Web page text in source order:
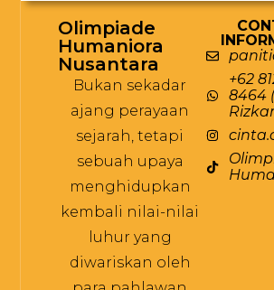
Olimpiade
Humaniora
Nusantara
Bukan sekadar
ajang perayaan
sejarah, tetapi
sebuah upaya
menghidupkan
kembali nilai-nilai
luhur yang
diwariskan oleh
+62
8464